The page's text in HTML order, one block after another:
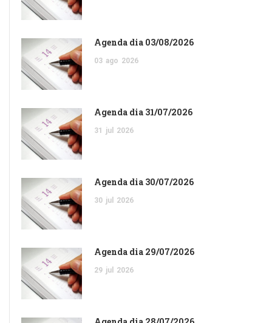
Agenda dia 03/08/2026
03 ago 2026
Agenda dia 31/07/2026
31 jul 2026
Agenda dia 30/07/2026
30 jul 2026
Agenda dia 29/07/2026
29 jul 2026